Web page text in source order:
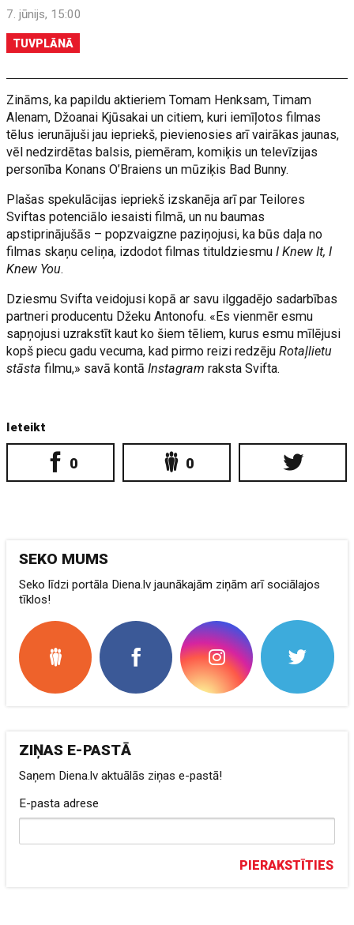
7. jūnijs, 15:00
TUVPLĀNĀ
Zināms, ka papildu aktieriem Tomam Henksam, Timam
Alenam, Džoanai Kjūsakai un citiem, kuri iemīļotos filmas
tēlus ierunājuši jau iepriekš, pievienosies arī vairākas jaunas,
vēl nedzirdētas balsis, piemēram, komiķis un televīzijas
personība Konans O’Braiens un mūziķis Bad Bunny.
Plašas spekulācijas iepriekš izskanēja arī par Teilores
Sviftas potenciālo iesaisti filmā, un nu baumas
apstiprinājušās – popzvaigzne paziņojusi, ka būs daļa no
filmas skaņu celiņa, izdodot filmas tituldziesmuI Knew It, I
Knew You.
Dziesmu Svifta veidojusi kopā ar savu ilggadējo sadarbības
partneri producentu Džeku Antonofu. «Es vienmēr esmu
sapņojusi uzrakstīt kaut ko šiem tēliem, kurus esmu mīlējusi
kopš piecu gadu vecuma, kad pirmo reizi redzējuRotaļlietu
stāstafilmu,» savā kontāInstagramraksta Svifta.
Ieteikt
0 0
SEKO MUMS
Seko līdzi portāla Diena.lv jaunākajām ziņām arī sociālajos
tīklos!
ZIŅAS E-PASTĀ
Saņem Diena.lv aktuālās ziņas e-pastā!
E-pasta adrese
PIERAKSTĪTIES